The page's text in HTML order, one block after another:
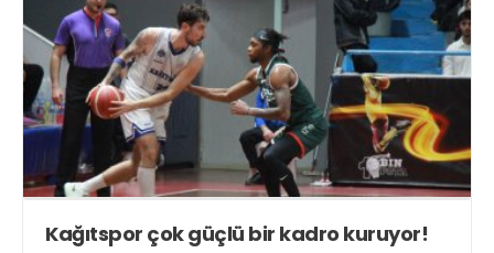
Kağıtspor çok güçlü bir kadro kuruyor!